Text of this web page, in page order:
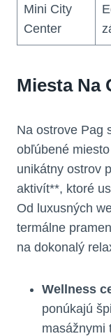
Mini City
Center
Miesta Na
Na ostrove Pag
obľúbené
unikátny ostrov
aktivít**, ktoré
Od luxusných
termálne
na dokonalý
Wellness
ponúkajú
masážnymi